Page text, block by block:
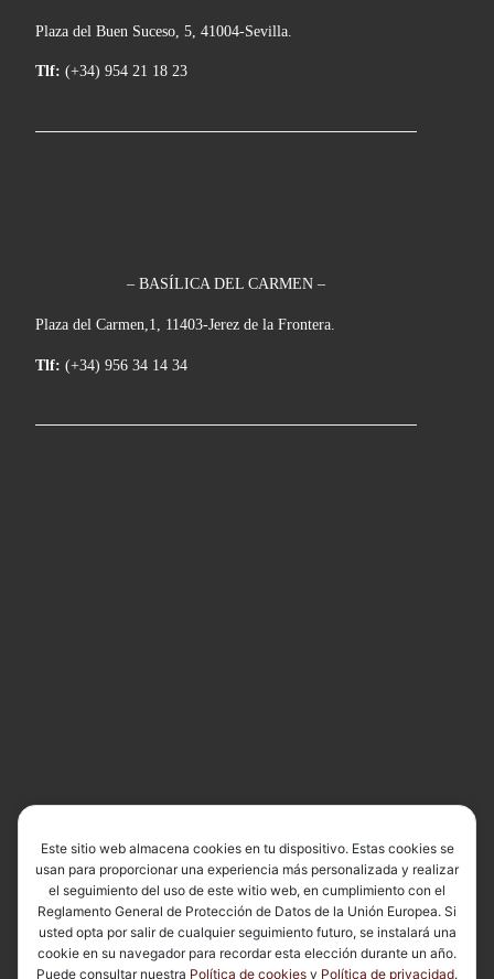
Plaza del Buen Suceso, 5, 41004-Sevilla.
Tlf: (+34) 954 21 18 23
– BASÍLICA DEL CARMEN –
Plaza del Carmen,1, 11403-Jerez de la Frontera.
Tlf: (+34) 956 34 14 34
Este sitio web almacena cookies en tu dispositivo. Estas cookies se
usan para proporcionar una experiencia más personalizada y realizar
el seguimiento del uso de este witio web, en cumplimiento con el
Reglamento General de Protección de Datos de la Unión Europea. Si
usted opta por salir de cualquier seguimiento futuro, se instalará una
cookie en su navegador para recordar esta elección durante un año.
Puede consultar nuestra Política de cookies y Política de privacidad.